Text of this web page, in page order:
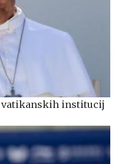
vatikanskih institucij